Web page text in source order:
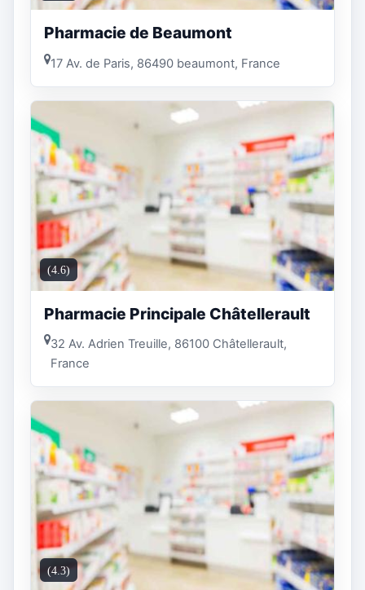
Pharmacie de Beaumont
17 Av. de Paris, 86490 beaumont, France
(4.6)
Pharmacie Principale Châtellerault
32 Av. Adrien Treuille, 86100 Châtellerault,
France
(4.3)